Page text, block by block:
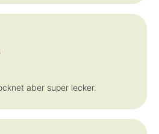
Sternen
aber super lecker.